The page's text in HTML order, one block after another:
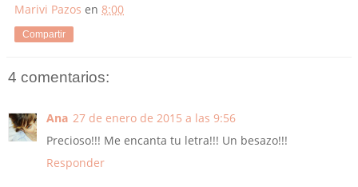
Marivi Pazos en 8:00
Compartir
4 comentarios:
Ana 27 de enero de 2015 a las 9:56
Precioso!!! Me encanta tu letra!!! Un besazo!!!
Responder